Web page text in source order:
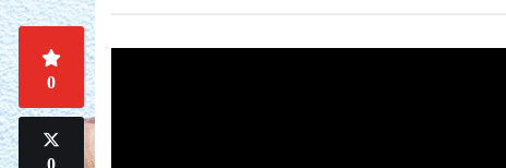
0
0